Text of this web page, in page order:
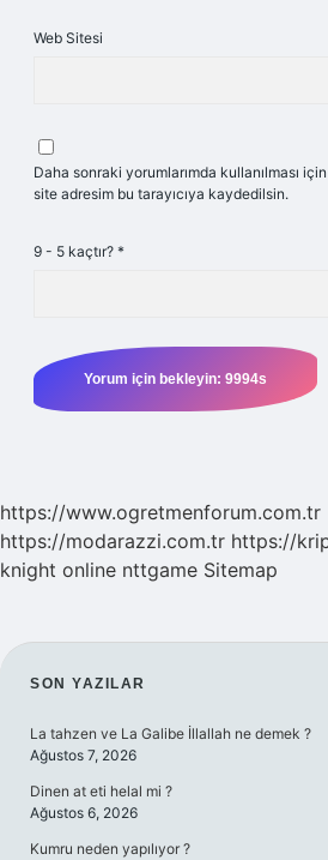
Web Sitesi
Daha sonraki yorumlarımda kullanılması
site adresim bu tarayıcıya kaydedilsin.
9 - 5 kaçtır? *
https://www.ogretmenforum.com.tr
https://modarazzi.com.tr https://
knight online nttgame Sitemap
SIDEBAR
SON YAZILAR
La tahzen ve La Galibe İllallah ne demek ?
Ağustos 7, 2026
Dinen at eti helal mi ?
Ağustos 6, 2026
Kumru neden yapılıyor ?